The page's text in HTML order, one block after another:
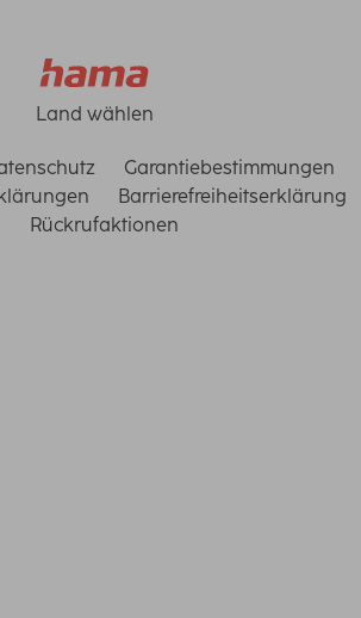
Land wählen
Garantiebestimmungen
Barrierefreiheitserklärung
Rückrufaktionen